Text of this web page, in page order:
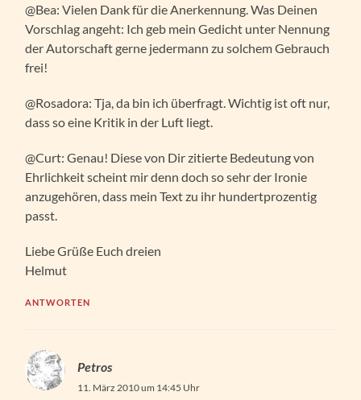
@Bea: Vielen Dank für die Anerkennung. Was Deinen
Vorschlag angeht: Ich geb mein Gedicht unter Nennung
der Autorschaft gerne jedermann zu solchem Gebrauch
frei!
@Rosadora: Tja, da bin ich überfragt. Wichtig ist oft nur,
dass so eine Kritik in der Luft liegt.
@Curt: Genau! Diese von Dir zitierte Bedeutung von
Ehrlichkeit scheint mir denn doch so sehr der Ironie
anzugehören, dass mein Text zu ihr hundertprozentig
passt.
Liebe Grüße Euch dreien
Helmut
ANTWORTEN
Petros
11. März 2010 um 14:45 Uhr